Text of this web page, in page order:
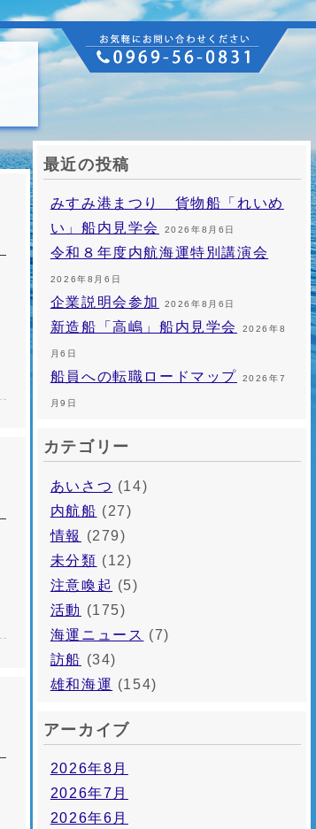
最近の投稿
みすみ港まつり 貨物船「れいめ
い」船内見学会
2026年8月6日
令和８年度内航海運特別講演会
2026年8月6日
企業説明会参加 2026年8月6日
新造船「高嶋」船内見学会 2026年8
月6日
船員への転職ロードマップ 2026年7
月9日
カテゴリー
あいさつ (14)
内航船 (27)
情報
(279)
未分類 (12)
注意喚起 (5)
活動 (175)
海運ニュース (7)
訪船 (34)
雄和海運 (154)
アーカイブ
2026年8月
2026年7月
2026年6月